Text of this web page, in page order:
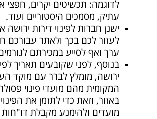
לדוגמה: תכשיטים יקרים, חפצי
עתיק, מסמכים היסטוריים ועוד.
ישנן חברות לפינוי דירות ירושה
לעזור לכם בכך ולאתר עבורכם
ערך ואף לסייע במכירתם
בנוסף, לפני שקובעים תאריך
ירושה, מומלץ לברר עם מוקד
המקומית מהם מועדי פינוי
באזור, וזאת כדי לתזמן את
מועדים ולהימנע מקבלת דו"חות